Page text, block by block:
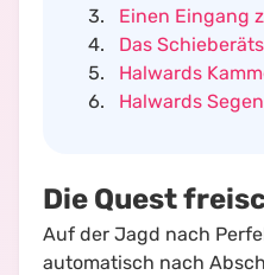
Einen Eingang
Das
Halwards
Halwards
Die Quest
Auf der Jagd nach
automatisch nach